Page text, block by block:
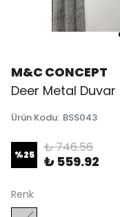
M&C CONCEPT
Deer Metal
Ürün Kodu: BSS043
%25 ₺ 746.56
₺ 559.92
Renk